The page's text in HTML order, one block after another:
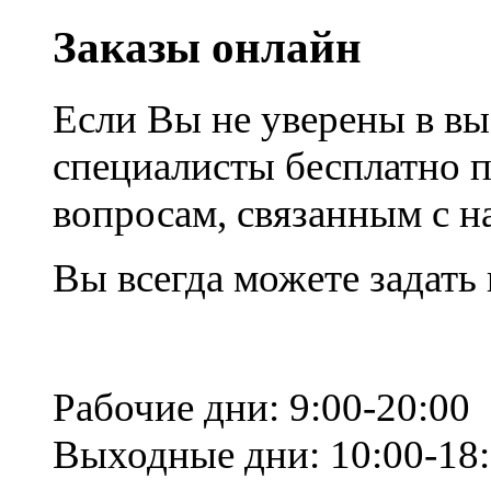
Заказы онлайн
Если Вы не уверены в
специалисты
вопросам, связанным с
Вы всегда можете
Рабочие дни: 9:00-20:00
Выходные дни: 10:00-